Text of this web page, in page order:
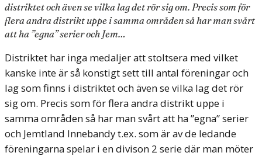
distriktet och även se vilka lag det rör sig om. Precis som för
flera andra distrikt uppe i samma områden så har man svårt
att ha ”egna” serier och Jem…
Distriktet har inga medaljer att stoltsera med vilket
kanske inte är så konstigt sett till antal föreningar och
lag som finns i distriktet och även se vilka lag det rör
sig om. Precis som för flera andra distrikt uppe i
samma områden så har man svårt att ha ”egna” serier
och Jemtland Innebandy t.ex. som är av de ledande
föreningarna spelar i en divison 2 serie där man möter